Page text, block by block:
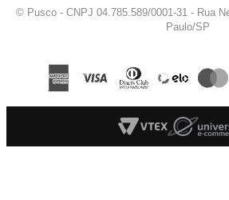
© Pusco - CNPJ 04.785.589/0001-31 - Rua
Paulo/SP